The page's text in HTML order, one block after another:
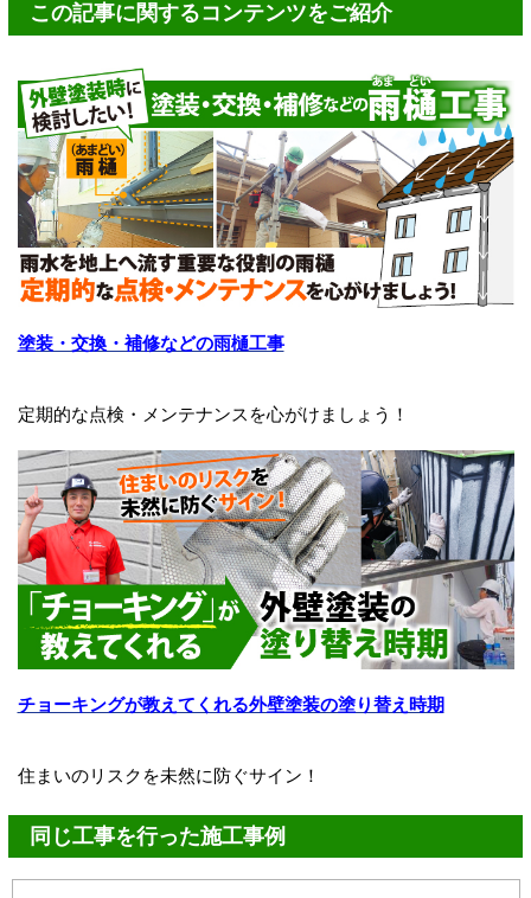
この記事に関するコンテンツをご紹介
塗装・交換・補修などの雨樋工事
定期的な点検・メンテナンスを心がけましょう！
チョーキングが教えてくれる外壁塗装の塗り替え時期
住まいのリスクを未然に防ぐサイン！
同じ工事を行った施工事例